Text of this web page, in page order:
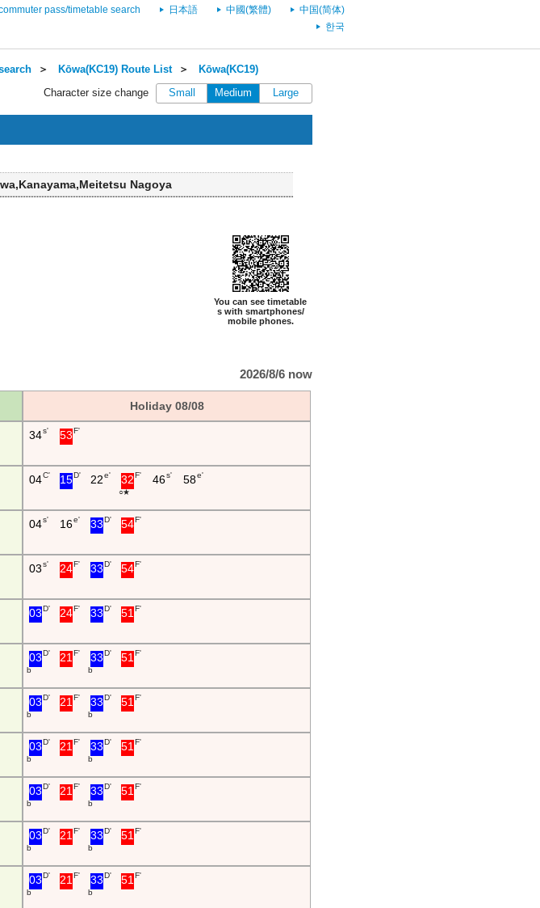
pass/timetable search 日本語 中國(繁體)
中国(简体)
한국
＞ Kōwa(KC19) Route List＞ Kōwa(KC19)
Character size change Small Medium Large
Nagoya
You can see timetable
s with smartphones/
mobile phones.
2026/8/6 now
Holiday 08/08
34s' 53F'
04C' 15D' 22 e' 32 F'
○ ★
46s' 58e'
04s' 16e' 33 D' 54F'
03s' 24F' 33 D' 54F'
03D' 24F' 33 D' 51 F'
03D'
b
21 F' 33 D'
b
51 F'
03D'
b
21 F' 33 D'
b
51 F'
03D'
b
21 F' 33 D'
b
51 F'
03D'
b
21 F' 33 D'
b
51 F'
03D'
b
21 F' 33 D'
b
51 F'
03D'
b
21 F' 33 D'
b
51 F'